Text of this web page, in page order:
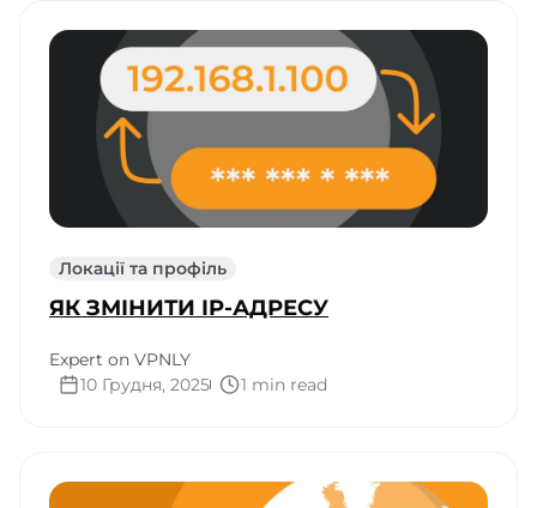
Локації та профіль
ЯК ЗМІНИТИ IP-АДРЕСУ
Expert on VPNLY
10 Грудня, 2025
1 min read